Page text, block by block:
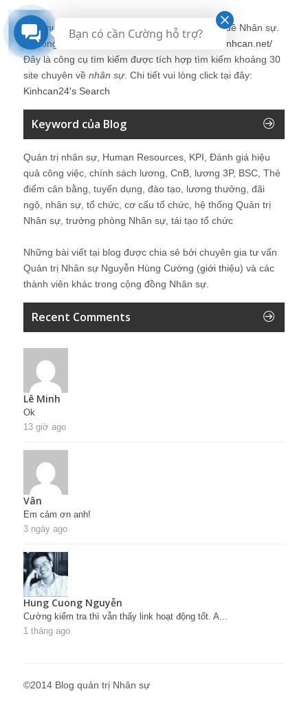
Bạn muốn tìm kiếm thêm thông tin về các vấn đề Nhân sự
Vui lòng click tại đây để tìm kiếm thêm:http://kinhcan.net/
Đây là công cụ tìm kiếm được tích hợp tìm kiếm khoảng 30
site chuyên về nhân sự. Chi tiết vui lòng click tại đây:
Kinhcan24′s Search
Keyword của Blog
Quản trị nhân sự, Human Resources, KPI, Đánh giá hiệu
quả công việc, chính sách lương, CnB, lương 3P, BSC, Thẻ
điểm cân bằng, tuyển dụng, đào tạo, lương thưởng, đãi
ngộ, nhân sự, tổ chức, cơ cấu tổ chức, hệ thống Quản trị
Nhân sự, trưởng phòng Nhân sự, tái tạo tổ chức
Những bài viết tại blog được chia sẻ bởi chuyên gia tư vấn
Quản trị Nhân sự Nguyễn Hùng Cường (giới thiệu) và các
thành viên khác trong cộng đồng Nhân sự.
Recent Comments
Lê Minh
Ok
13 giờ ago
Vân
Em cảm ơn anh!
3 ngày ago
Hung Cuong Nguyễn
Cường kiểm tra thì vẫn thấy link hoạt động tốt. A...
1 tháng ago
©2014 Blog quản trị Nhân sự
Bạn có cần Cường hỗ trợ?